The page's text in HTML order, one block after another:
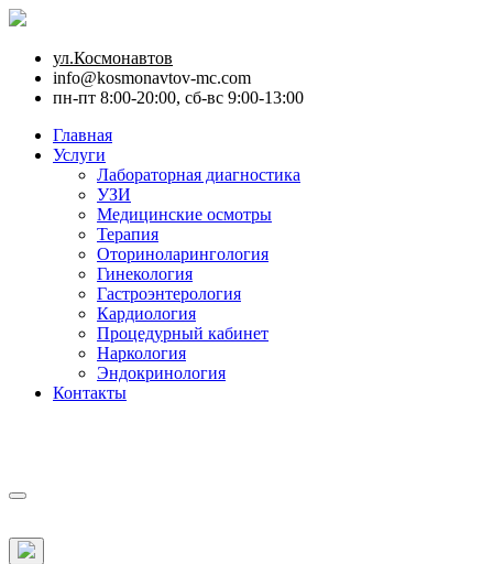
ул.Космонавтов
info@kosmonavtov-mc.com
пн-пт 8:00-20:00, сб-вс 9:00-13:00
Главная
Услуги
Лабораторная диагностика
УЗИ
Медицинские осмотры
Терапия
Оториноларингология
Гинекология
Гастроэнтерология
Кардиология
Процедурный кабинет
Наркология
Эндокринология
Контакты